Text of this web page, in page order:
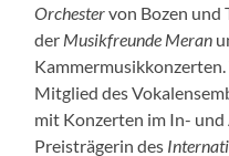
Orchestervon Bozen und
der Musikfreunde Meran
Mitglied des
mit Konzerten im In- und
Preisträgerin des